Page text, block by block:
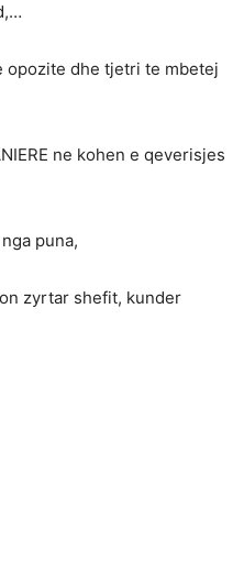
opozite dhe tjetri te mbetej
ne kohen e qeverisjes
puna,
zyrtar shefit, kunder